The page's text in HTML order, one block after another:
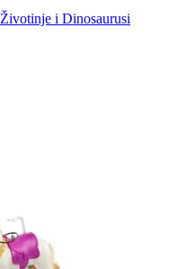
Životinje i Dinosaurusi